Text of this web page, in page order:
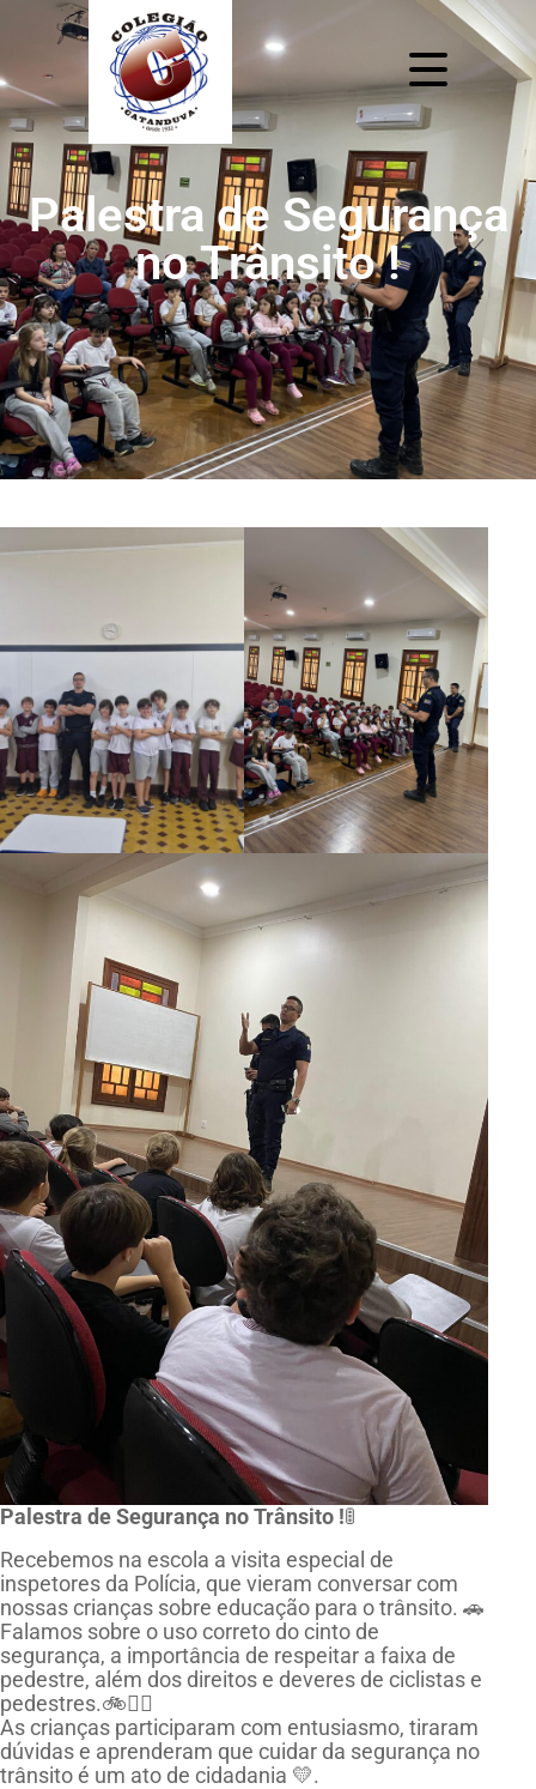
Palestra de Segurança
no Trânsito !
Palestra de Segurança no Trânsito !🚦
Recebemos na escola a visita especial de
inspetores da Polícia, que vieram conversar com
nossas crianças sobre educação para o trânsito. 🚗
Falamos sobre o uso correto do cinto de
segurança, a importância de respeitar a faixa de
pedestre, além dos direitos e deveres de ciclistas e
pedestres.🚲🚶‍♀️
As crianças participaram com entusiasmo, tiraram
dúvidas e aprenderam que cuidar da segurança no
trânsito é um ato de cidadania 💛.